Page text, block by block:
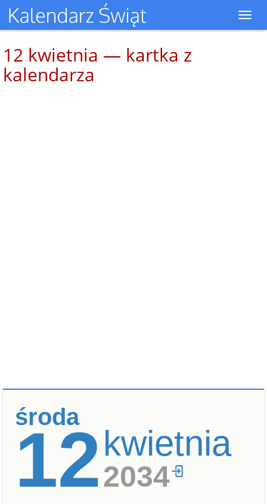
12 kwietnia — kartka z
kalendarza
środa
12kwietnia
2034